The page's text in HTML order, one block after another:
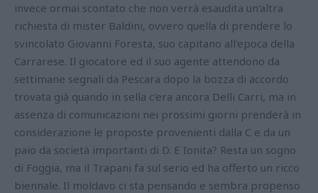
invece ormai scontato che non verrà esaudita un'altra
richiesta di mister Baldini, ovvero quella di prendere lo
svincolato Giovanni Foresta, suo capitano all'epoca della
Carrarese. Il giocatore ed il suo agente attendono da
settimane segnali da Pescara dopo la bozza di accordo
trovata già quando in sella c'era ancora Delli Carri, ma in
assenza di comunicazioni nei prossimi giorni prenderà in
considerazione le proposte provenienti dalla C e da un
paio da società importanti di D. E Ionita? Resta un sogno
di Foggia, ma il Trapani fa sul serio ed ha offerto un ricco
biennale. Il moldavo ci sta pensando e sembra propenso